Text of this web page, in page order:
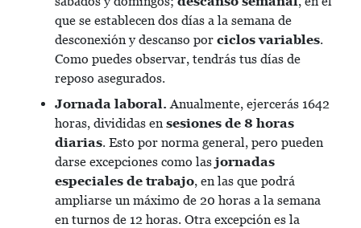
que se establecen dos días a la semana de
desconexión y descanso por ciclos variables.
Como puedes observar, tendrás tus días de
reposo asegurados.
Jornada laboral.Anualmente, ejercerás 1642
horas, divididas en sesiones de 8 horas
diarias. Esto por norma general, pero pueden
darse excepciones como las jornadas
especiales de trabajo, en las que podrá
ampliarse un máximo de 20 horas a la semana
en turnos de 12 horas. Otra excepción es la